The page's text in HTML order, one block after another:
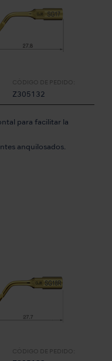
CÓDIGO DE PEDIDO:
Z305132
para facilitar la
anquilosados.
CÓDIGO DE PEDIDO: